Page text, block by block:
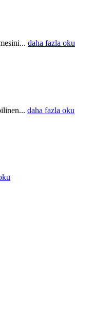
daha fazla oku
daha fazla oku